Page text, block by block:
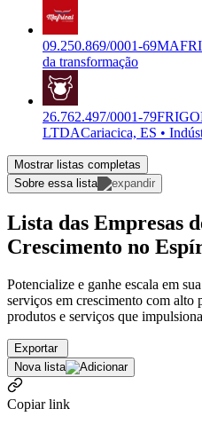
09.250.869/0001-69
da transformação
26.762.497/0001-79
LTDACariacica, ES •
Mostrar listas completas
Sobre essa lista
Lista das Empresas
Crescimento no
Potencialize e ganhe escala em
serviços em crescimento com alto
produtos e serviços que
Exportar
Nova lista
Copiar link